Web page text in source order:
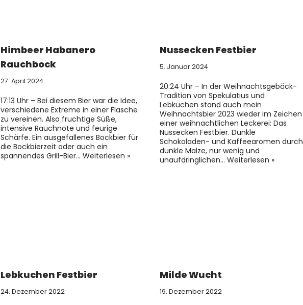
Himbeer Habanero
Rauchbock
27. April 2024
17:13 Uhr – Bei diesem Bier war die Idee,
verschiedene Extreme in einer Flasche
zu vereinen. Also fruchtige Süße,
intensive Rauchnote und feurige
Schärfe. Ein ausgefallenes Bockbier für
die Bockbierzeit oder auch ein
spannendes Grill-Bier… Weiterlesen »
Nussecken Festbier
5. Januar 2024
20:24 Uhr – In der Weihnachtsgebäck-
Tradition von Spekulatius und
Lebkuchen stand auch mein
Weihnachtsbier 2023 wieder im Zeichen
einer weihnachtlichen Leckerei: Das
Nussecken Festbier. Dunkle
Schokoladen- und Kaffeearomen durch
dunkle Malze, nur wenig und
unaufdringlichen… Weiterlesen »
Lebkuchen Festbier
24. Dezember 2022
Milde Wucht
19. Dezember 2022